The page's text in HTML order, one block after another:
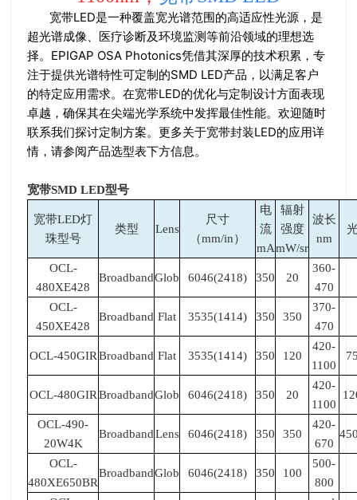
宽带LED是一种覆盖宽光谱范围的高适应性光源，是
超光谱成像、医疗诊断及环境监测等前沿领域的理想选
择。EPIGAP OSA Photonics凭借其深厚的技术积累，专
注于提供光谱特性可定制的SMD LED产品，以满足客户
的特定应用需求。在宽带LED的优化与定制设计方面表现
卓越，确保其在尖端光学系统中发挥最佳性能。欢迎随时
联系我们探讨定制方案。更多关于宽带封装LED的应用详
情，请参阅产品选型表下方信息。
宽带SMD LED型号
宽带LED灯
珠型号
类型 Lens
尺寸
（mm/in）
电
流
mA
辐射
强度
mW/sr
波长
nm
OCL-
480XE428
BroadbandGlob 6046(2418) 350 20
360-
470
OCL-
450XE428
Broadband Flat 3535(1414) 350 350
370-
470
OCL-450GIR Broadband Flat 3535(1414) 350 120
420-
1100
OCL-480GIR BroadbandGlob 6046(2418) 350 20
420-
1100
OCL-490-
20W4K
BroadbandLens 6046(2418) 350 350
420-
670
OCL-
480XE650BR
BroadbandGlob 6046(2418) 350 100
500-
800